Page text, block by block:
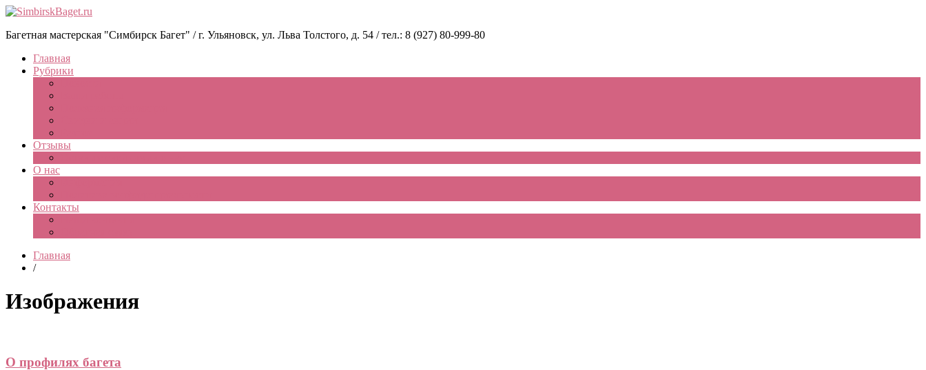
Багетная мастерская "Симбирск Багет" / г. Ульяновск, ул. Льва Толстого, д. 54 / тел.: 8 (927) 80-999-80
Главная
Рубрики
Отзывы
О нас
Контакты
Главная
/
Изображения
О профилях багета